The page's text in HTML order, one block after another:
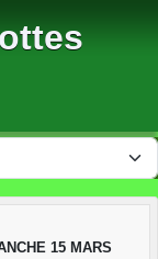
15 MARS